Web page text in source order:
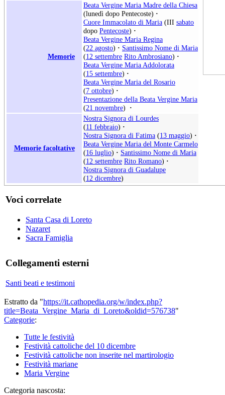
Memorie
Beata Vergine Maria Madre della Chiesa
(lunedì dopo Pentecoste) ·
Cuore Immacolato di Maria (III sabato
dopo Pentecoste) ·
Beata Vergine Maria Regina
(22 agosto) · Santissimo Nome di Maria
(12 settembre Rito Ambrosiano) ·
Beata Vergine Maria Addolorata
(15 settembre) ·
Beata Vergine Maria del Rosario
(7 ottobre) ·
Presentazione della Beata Vergine Maria
(21 novembre) ·
Memorie facoltative
Nostra Signora di Lourdes
(11 febbraio) ·
Nostra Signora di Fatima (13 maggio) ·
Beata Vergine Maria del Monte Carmelo
(16 luglio) · Santissimo Nome di Maria
(12 settembre Rito Romano) ·
Nostra Signora di Guadalupe
(12 dicembre)
Voci correlate
Santa Casa di Loreto
Nazaret
Sacra Famiglia
Collegamenti esterni
Santi beati e testimoni
Estratto da "https://it.cathopedia.org/w/index.php?
title=Beata_Vergine_Maria_di_Loreto&oldid=576738"
Categorie:
Tutte le festività
Festività cattoliche del 10 dicembre
Festività cattoliche non inserite nel martirologio
Festività mariane
Maria Vergine
Categoria nascosta: